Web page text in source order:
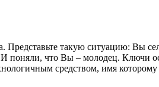
такую ситуацию: Вы
поняли, что Вы – молодец. Ключи
средством, имя